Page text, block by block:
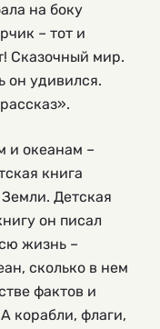
на боку
– тот и
Сказочный мир.
он удивился.
и океанам –
книга
Детская
он писал
жизнь –
сколько в нем
фактов и
корабли, флаги,